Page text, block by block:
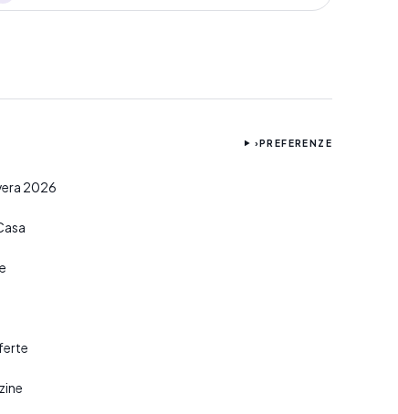
2026
›PREFERENZE